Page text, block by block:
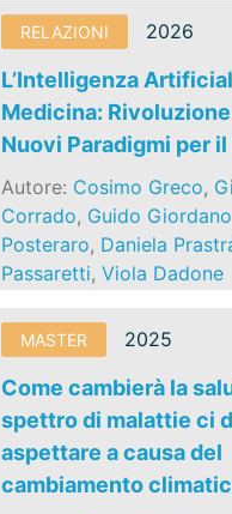
RELAZIONI 2026
L’Intelligenza
Medicina:
Nuovi Paradigmi per
Autore: Cosimo Greco,
Corrado, Guido Giordano
Posteraro, Daniela
Passaretti,Viola Dadone
MASTER 2025
Come cambierà la
spettro di malattie ci
aspettare a causa del
cambiamento